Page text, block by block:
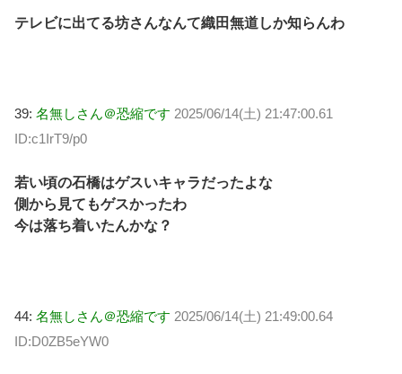
テレビに出てる坊さんなんて織田無道しか知らんわ
39: 名無しさん＠恐縮です 2025/06/14(土) 21:47:00.61
ID:c1IrT9/p0
若い頃の石橋はゲスいキャラだったよな
側から見てもゲスかったわ
今は落ち着いたんかな？
44: 名無しさん＠恐縮です 2025/06/14(土) 21:49:00.64
ID:D0ZB5eYW0